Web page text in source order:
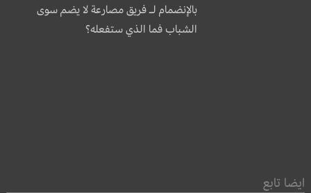
بالإنضمام لـ فريق مصارعة لا يضم سوى
الشباب فما الذي ستفعله؟
ايضا تابع